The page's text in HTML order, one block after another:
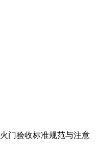
门验收标准规范与注意